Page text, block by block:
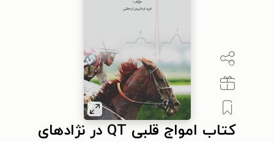
کتاب امواج قلبی QT در نژادهای